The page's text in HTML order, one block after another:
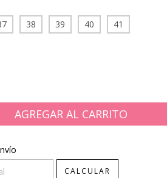
38 39 40 41
CALCULAR